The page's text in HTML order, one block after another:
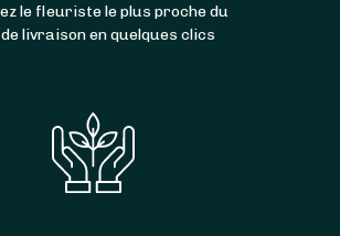
le fleuriste le plus proche du
livraison en quelques clics